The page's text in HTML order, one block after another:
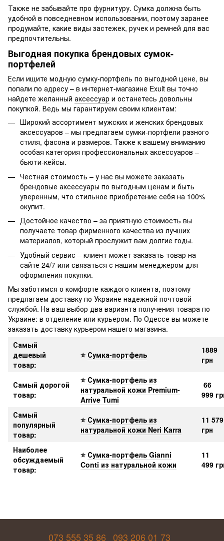
Также не забывайте про фурнитуру. Сумка должна быть
удобной в повседневном использовании, поэтому заранее
продумайте, какие виды застежек, ручек и ремней для вас
предпочтительны.
Выгодная покупка брендовых сумок-
портфелей
Если ищите модную сумку-портфель по выгодной цене, вы
попали по адресу – в интернет-магазине Exult вы точно
найдете желанный аксессуар и останетесь довольны
покупкой. Ведь мы гарантируем своим клиентам:
Широкий ассортимент мужских и женских брендовых
аксессуаров – мы предлагаем сумки-портфели разного
стиля, фасона и размеров. Также к вашему вниманию
особая категория профессиональных аксессуаров –
бьюти-кейсы.
Честная стоимость – у нас вы можете заказать
брендовые аксессуары по выгодным ценам и быть
уверенным, что стильное приобретение себя на 100%
окупит.
Достойное качество – за приятную стоимость вы
получаете товар фирменного качества из лучших
материалов, который прослужит вам долгие годы.
Удобный сервис – клиент может заказать товар на
сайте 24/7 или связаться с нашим менеджером для
оформления покупки.
Мы заботимся о комфорте каждого клиента, поэтому
предлагаем доставку по Украине надежной почтовой
службой. На ваш выбор два варианта получения товара по
Украине: в отделение или курьером. По Одессе вы можете
заказать доставку курьером нашего магазина.
Самый
дешевый
товар:
⭐ Сумка-портфель
1889
грн
Самый дорогой
товар:
⭐ Сумка-портфель из
натуральной кожи Premium-
Arrive Tumi
66
999
Самый
популярный
товар:
⭐ Сумка-портфель из
натуральной кожи Neri Karra
11 579
грн
Наиболее
обсуждаемый
товар:
⭐ Сумка-портфель Gianni
Conti из натуральной кожи
11
499
073 555 35 86 093 206 01 73